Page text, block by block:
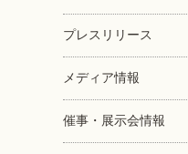
プレスリリース
メディア情報
催事・展示会情報